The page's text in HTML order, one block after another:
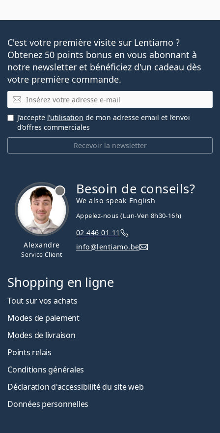
C'est votre première visite sur Lentiamo ?
Obtenez 50 points bonus en vous abonnant à
notre newsletter et bénéficiez d'un cadeau dès
votre première commande.
E-mail
Recevoir la newsletter
J’accepte l’utilisation de mon adresse email et l’envoi
d’offres commerciales
Alexandre
Service Client
Besoin de conseils?
We also speak English
Appelez-nous (Lun-Ven 8h30-16h)
02 446 01 11
info@lentiamo.be
Shopping en ligne
Tout sur vos achats
Modes de paiement
Modes de livraison
Points relais
Conditions générales
Déclaration d'accessibilité du site web
Données personnelles